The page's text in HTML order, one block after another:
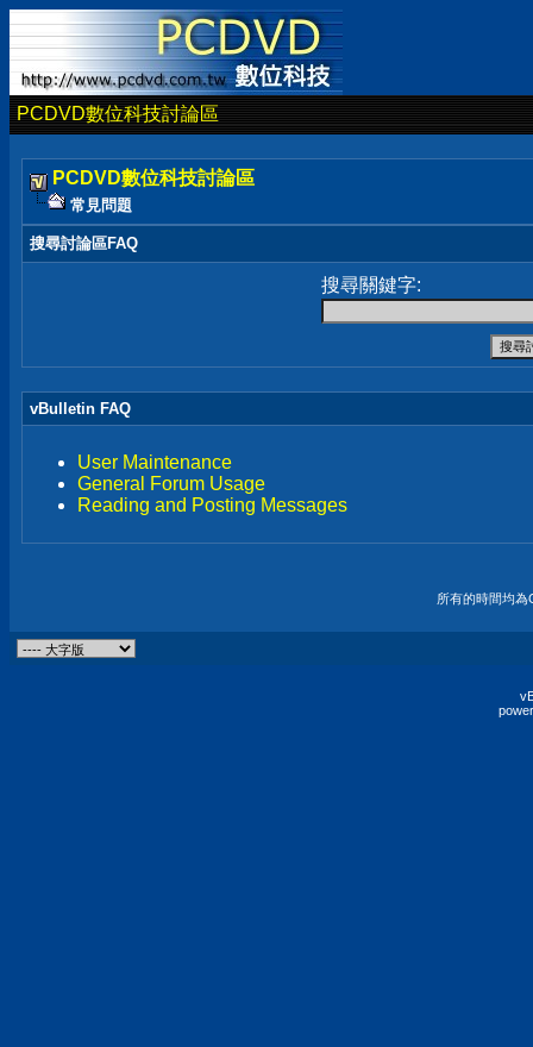
PCDVD數位科技討論區
PCDVD數位科技討論區
常見問題
搜尋討論區FAQ
搜尋關鍵字:
vBulletin FAQ
User Maintenance
General Forum Usage
Reading and Posting Messages
所有的時間均為